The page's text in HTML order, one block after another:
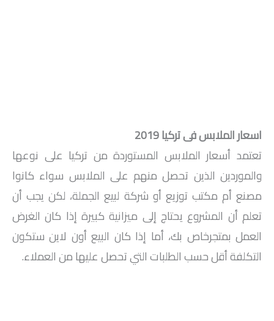
اسعار الملابس فى تركيا 2019
تعتمد أسعار الملابس المستوردة من تركيا على نوعها
والموردين الذين تحصل منهم على الملابس سواء كانوا
مصنع أم مكتب توزيع أو شركة لبيع الجملة، لكن يجب أن
تعلم أن المشروع يحتاج إلى ميزانية كبيرة إذا كان الغرض
العمل بمتجرخاص بك، أما إذا كان البيع أون لاين ستكون
التكلفة أقل حسب الطلبات التي تحصل عليها من العملاء.